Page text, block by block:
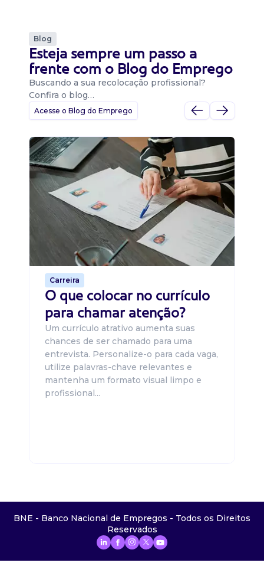
Blog
Esteja sempre um passo a
frente com o Blog do Emprego
Buscando a sua recolocação profissional?
Confira o blog…
Acesse o Blog do Emprego
Carreira
O que colocar no currículo
para chamar atenção?
Um currículo atrativo aumenta suas
chances de ser chamado para uma
entrevista. Personalize-o para cada vaga,
utilize palavras-chave relevantes e
mantenha um formato visual limpo e
profissional...
BNE - Banco Nacional de Empregos - Todos os Direitos
Reservados